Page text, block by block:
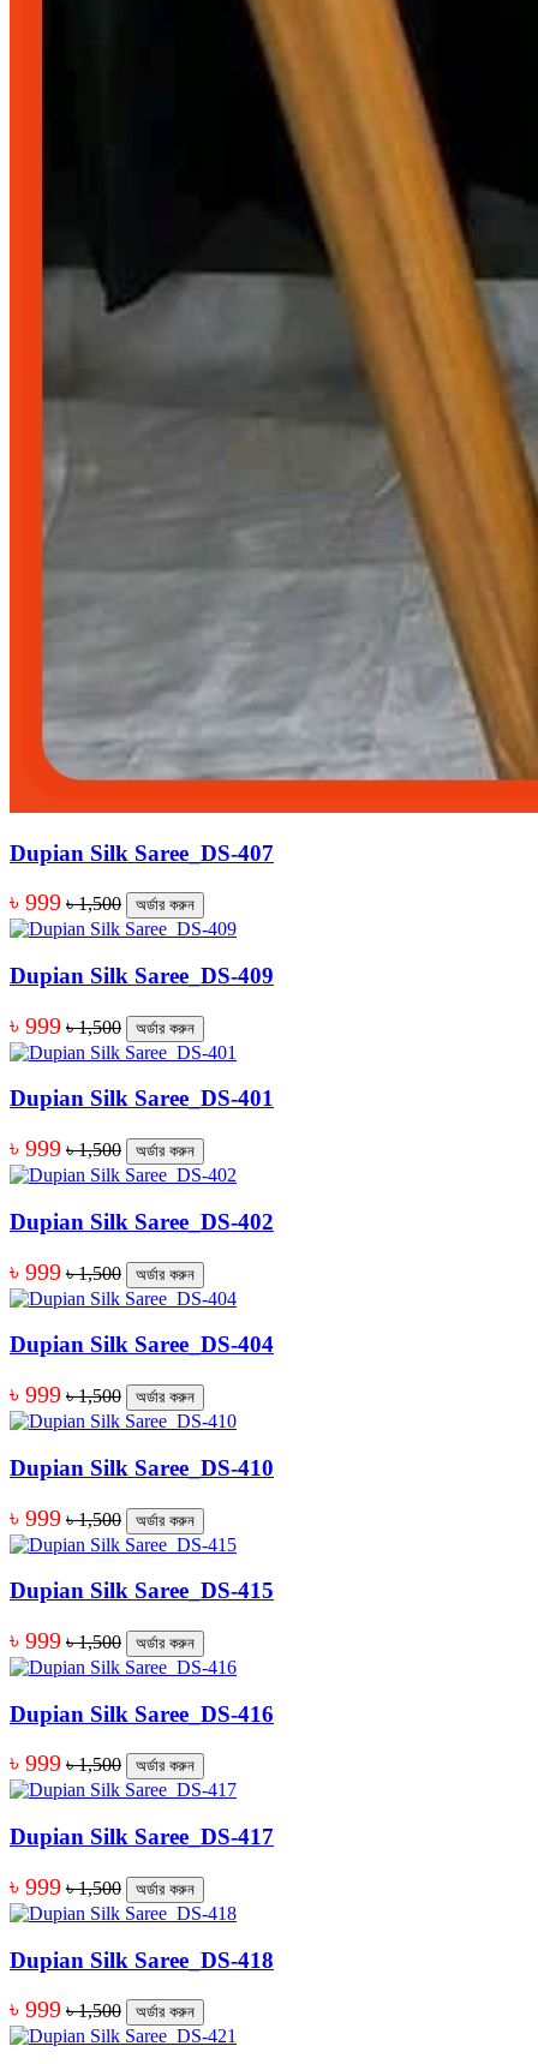
Dupian Silk Saree_DS-407
৳ 999 ৳ 1,500 অর্ডার করুন
Dupian Silk Saree_DS-409
৳ 999 ৳ 1,500 অর্ডার করুন
Dupian Silk Saree_DS-401
৳ 999 ৳ 1,500 অর্ডার করুন
Dupian Silk Saree_DS-402
৳ 999 ৳ 1,500 অর্ডার করুন
Dupian Silk Saree_DS-404
৳ 999 ৳ 1,500 অর্ডার করুন
Dupian Silk Saree_DS-410
৳ 999 ৳ 1,500 অর্ডার করুন
Dupian Silk Saree_DS-415
৳ 999 ৳ 1,500 অর্ডার করুন
Dupian Silk Saree_DS-416
৳ 999 ৳ 1,500 অর্ডার করুন
Dupian Silk Saree_DS-417
৳ 999 ৳ 1,500 অর্ডার করুন
Dupian Silk Saree_DS-418
৳ 999 ৳ 1,500 অর্ডার করুন